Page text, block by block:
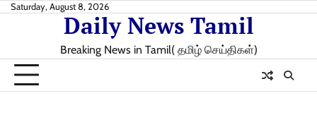
SkipSaturday, August 8, 2026
Daily News Tamil
Breaking News in Tamil( தமிழ் செய்திகள்)